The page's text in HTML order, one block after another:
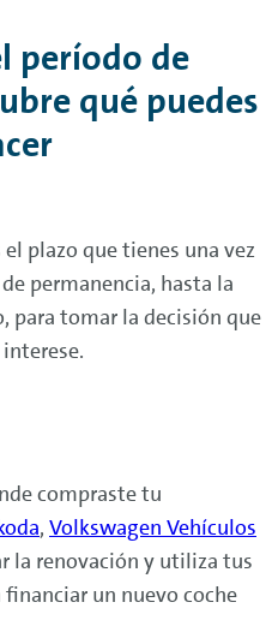
período de
qué puedes
plazo que tienes una vez
permanencia, hasta la
para tomar la decisión que
compraste tu
, Volkswagen Vehículos
la renovación y utiliza tus
un nuevo coche